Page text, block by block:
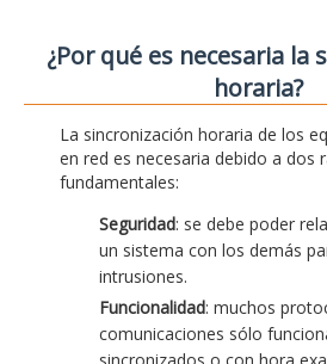
¿Por qué es necesaria la
horaria?
La sincronización horaria de los
en red es necesaria debido a dos
fundamentales:
Seguridad: se debe poder
un sistema con los demás
intrusiones.
Funcionalidad: muchos
comunicaciones sólo